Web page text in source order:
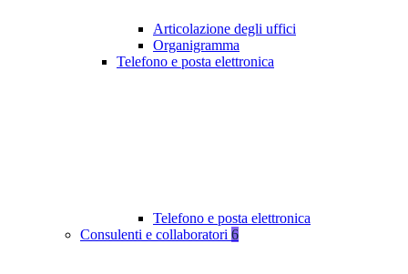
Articolazione degli uffici
Organigramma
Telefono e posta elettronica
Telefono e posta elettronica
Consulenti e collaboratori 6